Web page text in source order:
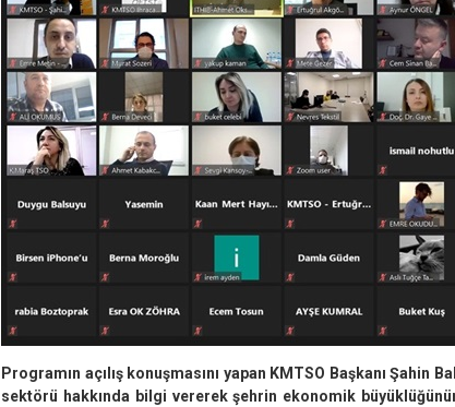
Programın açılış konuşmasını yapan KMTSO Başkanı Şahin
sektörü hakkında bilgi vererek şehrin ekonomik